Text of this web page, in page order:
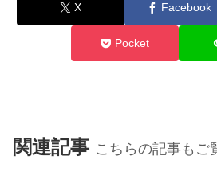
X Facebook
Pocket
関連記事 こちらの記事もご